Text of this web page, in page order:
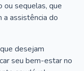
ou sequelas, que
a assistência do
desejam
seu bem-estar no